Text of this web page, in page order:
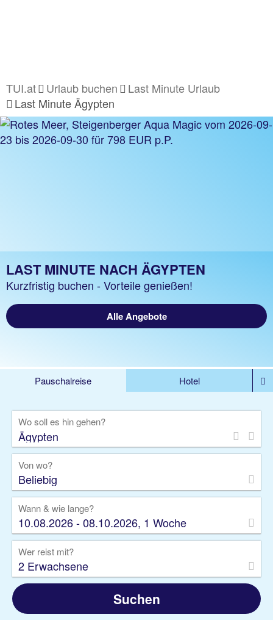
TUI.at Urlaub buchen
Last Minute Urlaub
Last Minute Ägypten
LAST MINUTE NACH ÄGYPTEN
Kurzfristig buchen - Vorteile genießen!
Alle Angebote
Pauschalreise
Hotel
Rundreise
Kreuzfahrt
Gruppenreise
Camper Privattransfer
Wo soll es hin gehen?
Von wo?
Beliebig
Wann & wie lange?
10.08.2026 - 08.10.2026, 1 Woche
Wer reist mit?
2 Erwachsene
Suchen